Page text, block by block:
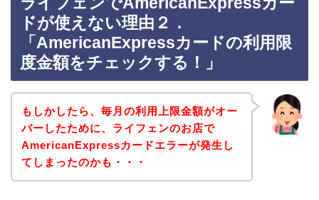
ドが使えない理由２．
「AmericanExpressカードの利用限
度金額をチェックする！」
もしかしたら、毎月の利用上限金額がオー
バーしたために、ライフェンのお店で
AmericanExpressカードエラーが発生し
てしまったのかも・・・